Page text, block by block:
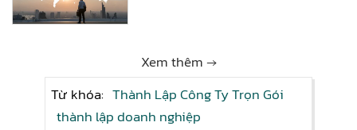
Xem thêm →
Từ khóa: Thành Lập Công Ty Trọn Gói
thành lập doanh nghiệp